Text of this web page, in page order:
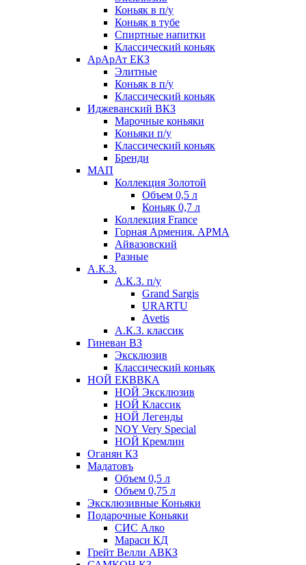
Коньяк в п/у
Коньяк в тубе
Спиртные напитки
Классический коньяк
АрАрАт ЕКЗ
Элитные
Коньяк в п/у
Классический коньяк
Иджеванский ВКЗ
Марочные коньяки
Коньяки п/у
Классический коньяк
Бренди
МАП
Коллекция Золотой
Объем 0,5 л
Коньяк 0,7 л
Коллекция France
Горная Армения. АРМА
Айвазовский
Разные
А.К.З.
А.К.З. п/у
Grand Sargis
URARTU
Avetis
А.К.З. классик
Гиневан ВЗ
Эксклюзив
Классический коньяк
НОЙ ЕКВВКА
НОЙ Эксклюзив
НОЙ Классик
НОЙ Легенды
NOY Very Speсial
НОЙ Кремлин
Оганян КЗ
Мадатовъ
Объем 0,5 л
Объем 0,75 л
Эксклюзивные Коньяки
Подарочные Коньяки
СИС Алко
Мараси КД
Грейт Велли АВКЗ